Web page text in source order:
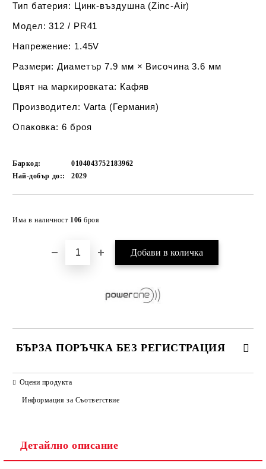
Тип батерия: Цинк-въздушна (Zinc-Air)
Модел: 312 / PR41
Напрежение: 1.45V
Размери: Диаметър 7.9 мм × Височина 3.6 мм
Цвят на маркировката: Кафяв
Производител: Varta (Германия)
Опаковка: 6 броя
Баркод:
0104043752183962
Най-добър до::
2029
Има в наличност 106 броя
БЪРЗА ПОРЪЧКА БЕЗ РЕГИСТРАЦИЯ
Съгласен съм с
Ние ще се свържем с вас в рамките на работния ден.
Оцени продукта
Информация за Съответствие
Детайлно описание